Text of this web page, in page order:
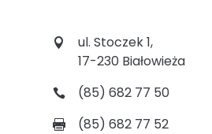
ul. Stoczek 1,
17-230 Białowieża
(85) 682 77 50
(85) 682 77 52